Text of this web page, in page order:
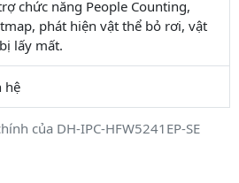
của DH-IPC-HFW5241EP-SE
chức năng People Counting,
phát hiện vật thể bỏ rơi, vật
lấy mất.
hệ